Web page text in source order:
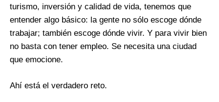
turismo, inversión y calidad de vida, tenemos que
entender algo básico: la gente no sólo escoge dónde
trabajar; también escoge dónde vivir. Y para vivir bien
no basta con tener empleo. Se necesita una ciudad
que emocione.
Ahí está el verdadero reto.